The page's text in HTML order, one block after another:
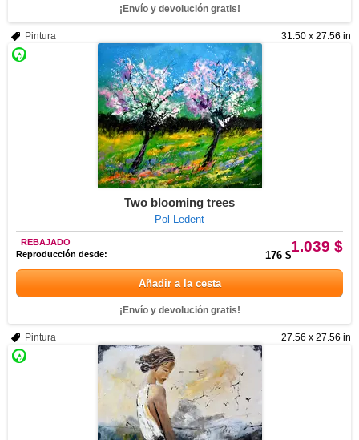
¡Envío y devolución gratis!
31.50 x 27.56 in
Pintura
Two blooming trees
Pol Ledent
1.039 $
REBAJADO
Reproducción desde:
176 $
Añadir a la cesta
¡Envío y devolución gratis!
27.56 x 27.56 in
Pintura